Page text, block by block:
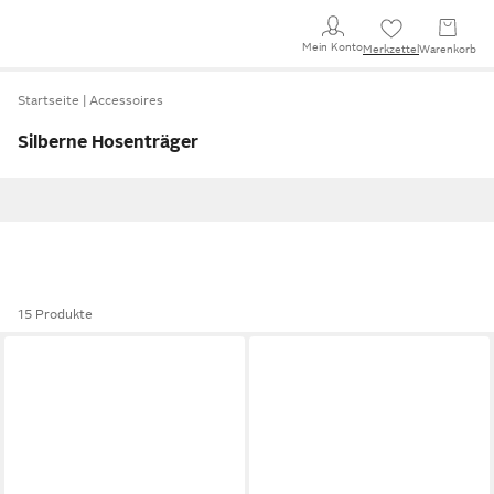
Mein KontoMerkzettel Warenkorb
Startseite Accessoires
Silberne Hosenträger
15 Produkte